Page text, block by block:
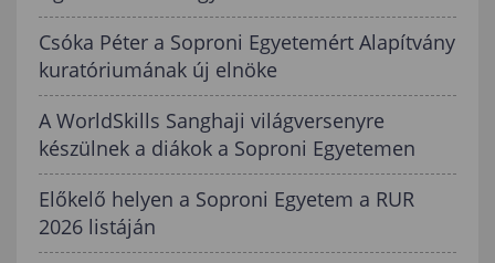
Csóka Péter a Soproni Egyetemért Alapítvány
kuratóriumának új elnöke
A WorldSkills Sanghaji világversenyre
készülnek a diákok a Soproni Egyetemen
Előkelő helyen a Soproni Egyetem a RUR
2026 listáján